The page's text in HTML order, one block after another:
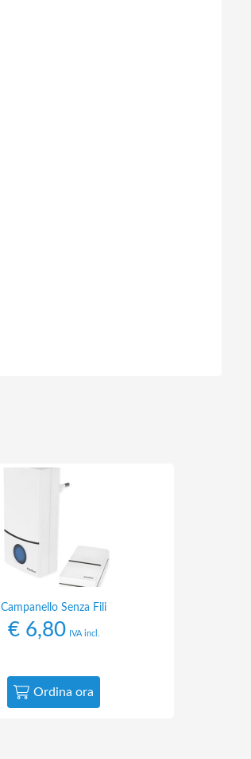
Campanello Senza Fili
€6,80 IVA incl.
Ordina ora